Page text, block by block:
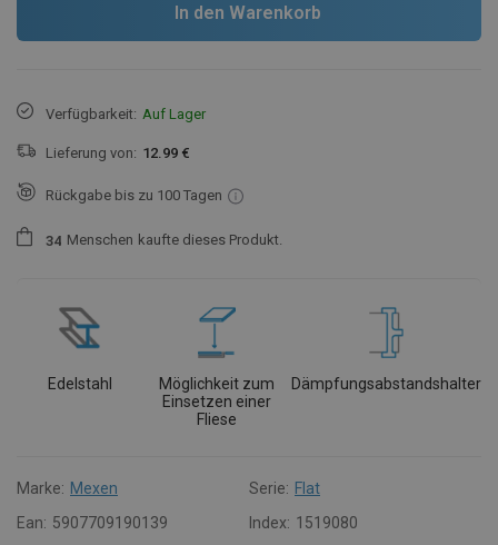
In den Warenkorb
Verfügbarkeit: Auf Lager
Lieferung von: 12.99 €
Rückgabe bis zu 100 Tagen
34 Menschen kaufte dieses Produkt.
Edelstahl
Möglichkeit zum
Einsetzen einer
Fliese
Dämpfungsabstandshalter
Marke: Mexen Serie: Flat
Ean: 5907709190139 Index: 1519080